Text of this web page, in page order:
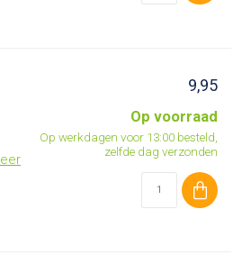
9,95
Op voorraad
Op werkdagen voor 13:00 besteld,
zelfde dag verzonden